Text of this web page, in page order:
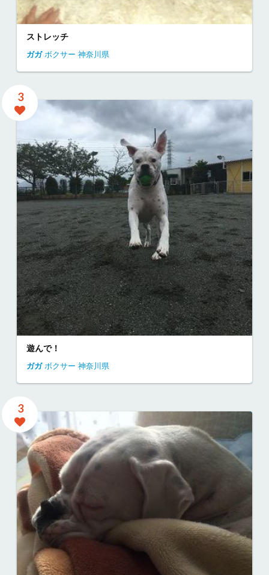
ストレッチ
ガガ ボクサー 神奈川県
3
遊んで！
ガガ ボクサー 神奈川県
3